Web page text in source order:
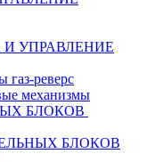
УПРАВЛЕНИЕ
газ-реверс
механизмы
БЛОКОВ
БЛОКОВ